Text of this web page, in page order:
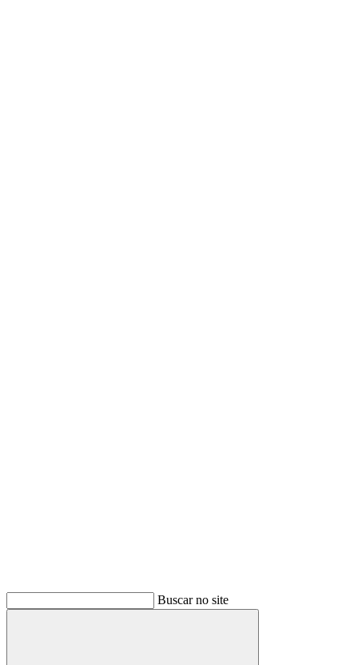
Buscar no site